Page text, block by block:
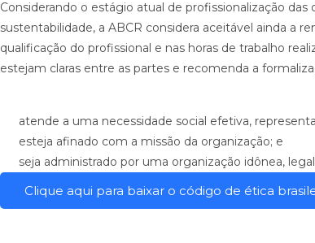
Considerando o estágio atual de profissionalização
sustentabilidade, a ABCR considera aceitável ainda a
qualificação do profissional e nas horas de trabalho
estejam claras entre as partes e recomenda a
atende a uma necessidade social efetiva,
esteja afinado com a missão da organização; e
seja administrado por uma organização idônea,
Clique aqui para baixar o código de ética